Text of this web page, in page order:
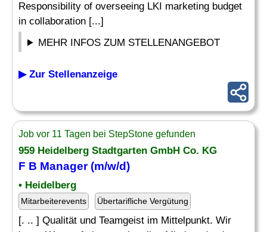
Responsibility of overseeing LKI marketing budget
in collaboration [...]
MEHR INFOS ZUM STELLENANGEBOT
▶ Zur Stellenanzeige
Job vor 11 Tagen bei StepStone gefunden
959 Heidelberg Stadtgarten GmbH Co. KG
F B Manager(m/w/d)
• Heidelberg
Mitarbeiterevents Übertarifliche Vergütung
[. .. ] Qualität und Teamgeist im Mittelpunkt. Wir